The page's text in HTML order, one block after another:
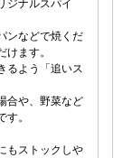
ジナルスパイ
ンなどで焼くだ
ます。
るよう「追いス
合や、野菜など
。
もストックしや